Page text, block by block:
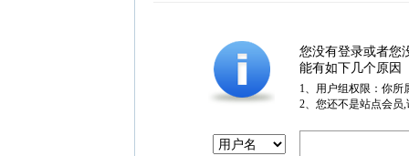
您没有登录或者您
能有如下几个原因
1、用户组权限：你所
2、您还不是站点会员